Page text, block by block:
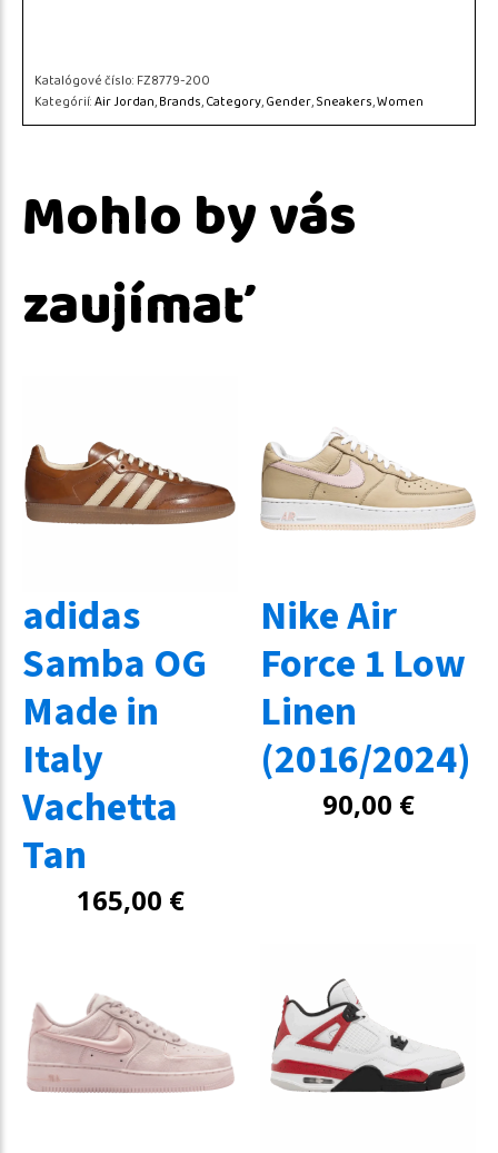
Katalógové číslo:FZ8779-200
Kategórií:Air Jordan,Brands,Category,Gender,Sneakers,Women
Mohlo by vás
zaujímať
adidas
Samba OG
Made in
Italy
Vachetta
Tan
165,00 €
Nike Air
Force 1 Low
Linen
(2016/2024)
90,00 €